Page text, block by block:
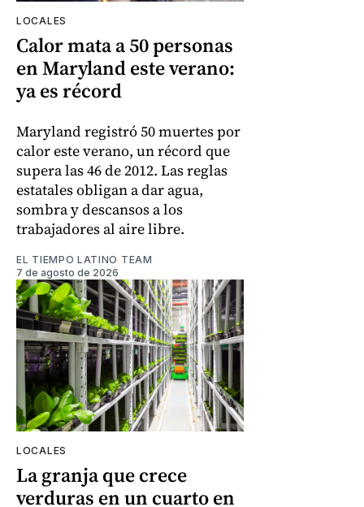
LOCALES
Calor mata a 50 personas
en Maryland este verano:
ya es récord
Maryland registró 50 muertes por
calor este verano, un récord que
supera las 46 de 2012. Las reglas
estatales obligan a dar agua,
sombra y descansos a los
trabajadores al aire libre.
EL TIEMPO LATINO TEAM
7 de agosto de 2026
LOCALES
La granja que crece
verduras en un cuarto en